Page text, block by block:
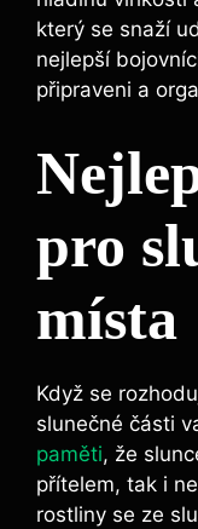
který se snaží
nejlepší
připraveni a
pro
místa
Když se
slunečné části
paměti, že
přítelem, tak i
rostliny se ze